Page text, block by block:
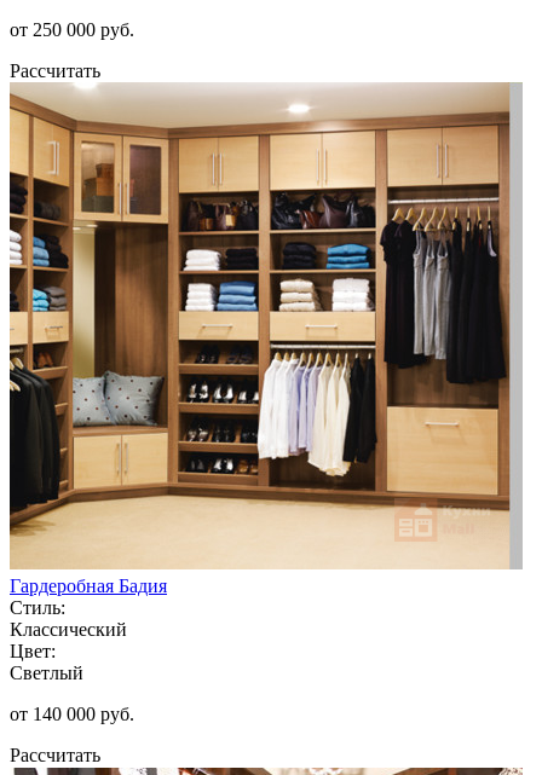
от 250 000 руб.
Рассчитать
Гардеробная Бадия
Стиль:
Классический
Цвет:
Светлый
от 140 000 руб.
Рассчитать